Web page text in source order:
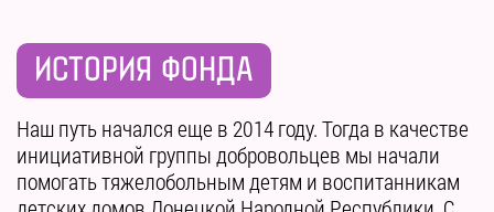
ИСТОРИЯ ФОНДА
Наш путь начался еще в 2014 году. Тогда в качестве
инициативной группы добровольцев мы начали
помогать тяжелобольным детям и воспитанникам